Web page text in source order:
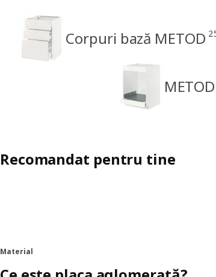
Corpuri bază METOD
Recomandat pentru tine
Material